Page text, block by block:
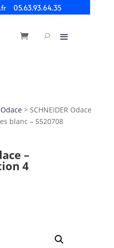
05.63.93.64.35
Odace> SCHNEIDER Odace
blanc – S520708
–
4